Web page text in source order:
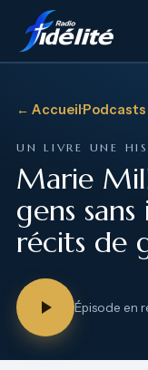
← Accueil·Podcasts
UN LIVRE UNE
Marie
gens
récits de
Épisode en